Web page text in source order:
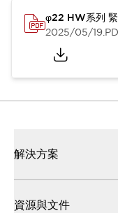
φ22 HW系列
2025/05/19
解決方案
資源與文件